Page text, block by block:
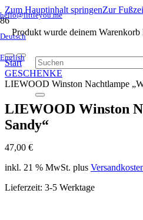
Zum Hauptinhalt springenZur
hello@littleyou.me
Deutsch
English
Produkt wurde deinem Warenkorb
Start
GESCHENKE
LIEWOOD Winston Nachtlampe
LIEWOOD Winston
Sandy“
47,00 €
inkl. 21 % MwSt. plus
Lieferzeit: 3-5 Werktage